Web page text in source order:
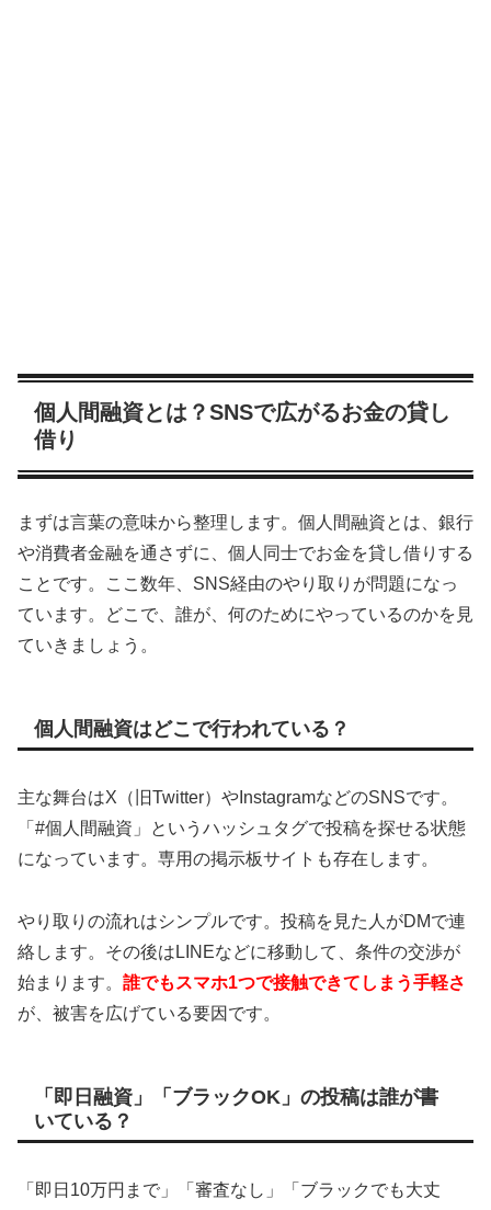
個人間融資とは？SNSで広がるお金の貸し
借り
まずは言葉の意味から整理します。個人間融資とは、銀行
や消費者金融を通さずに、個人同士でお金を貸し借りする
ことです。ここ数年、SNS経由のやり取りが問題になっ
ています。どこで、誰が、何のためにやっているのかを見
ていきましょう。
個人間融資はどこで行われている？
主な舞台はX（旧Twitter）やInstagramなどのSNSです。
「#個人間融資」というハッシュタグで投稿を探せる状態
になっています。専用の掲示板サイトも存在します。
やり取りの流れはシンプルです。投稿を見た人がDMで連
絡します。その後はLINEなどに移動して、条件の交渉が
始まります。 誰でもスマホ1つで接触できてしまう手軽さ
が、被害を広げている要因です。
「即日融資」「ブラックOK」の投稿は誰が書
いている？
「即日10万円まで」「審査なし」「ブラックでも大丈